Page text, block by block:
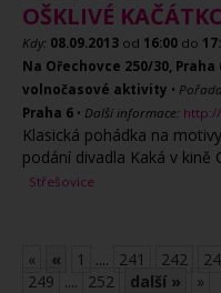
OŠKLIVÉ
Kdy: 08.09.2013 od 16:00 do
Na Ořechovce 250/30, Praha
volnočasové aktivity •
Praha 6 • Další informace:
Klasická pohádka na
podání divadla Kaká v kině
Střešovice
« « 1 .... 241 242
249 .... 252 další » »